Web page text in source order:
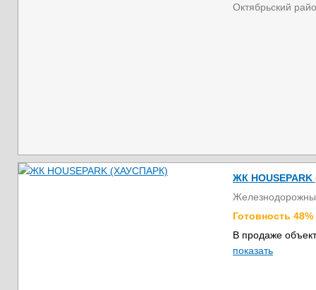
Октябрьский
ЖК
Готовность 48%
В продаже
показать